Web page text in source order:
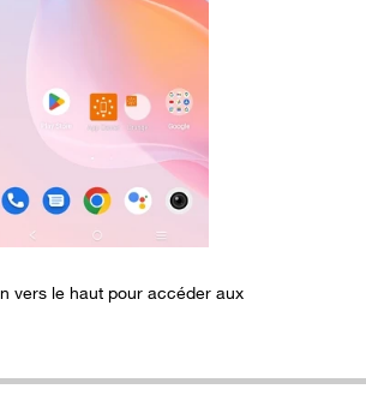
vers le haut pour accéder aux